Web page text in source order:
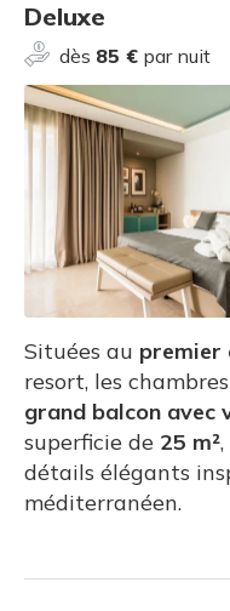
Deluxe
dès 85 € par nuit
Situées au premier
resort, les
grand balcon avec
superficie de 25 m²
détails élégants
méditerranéen.